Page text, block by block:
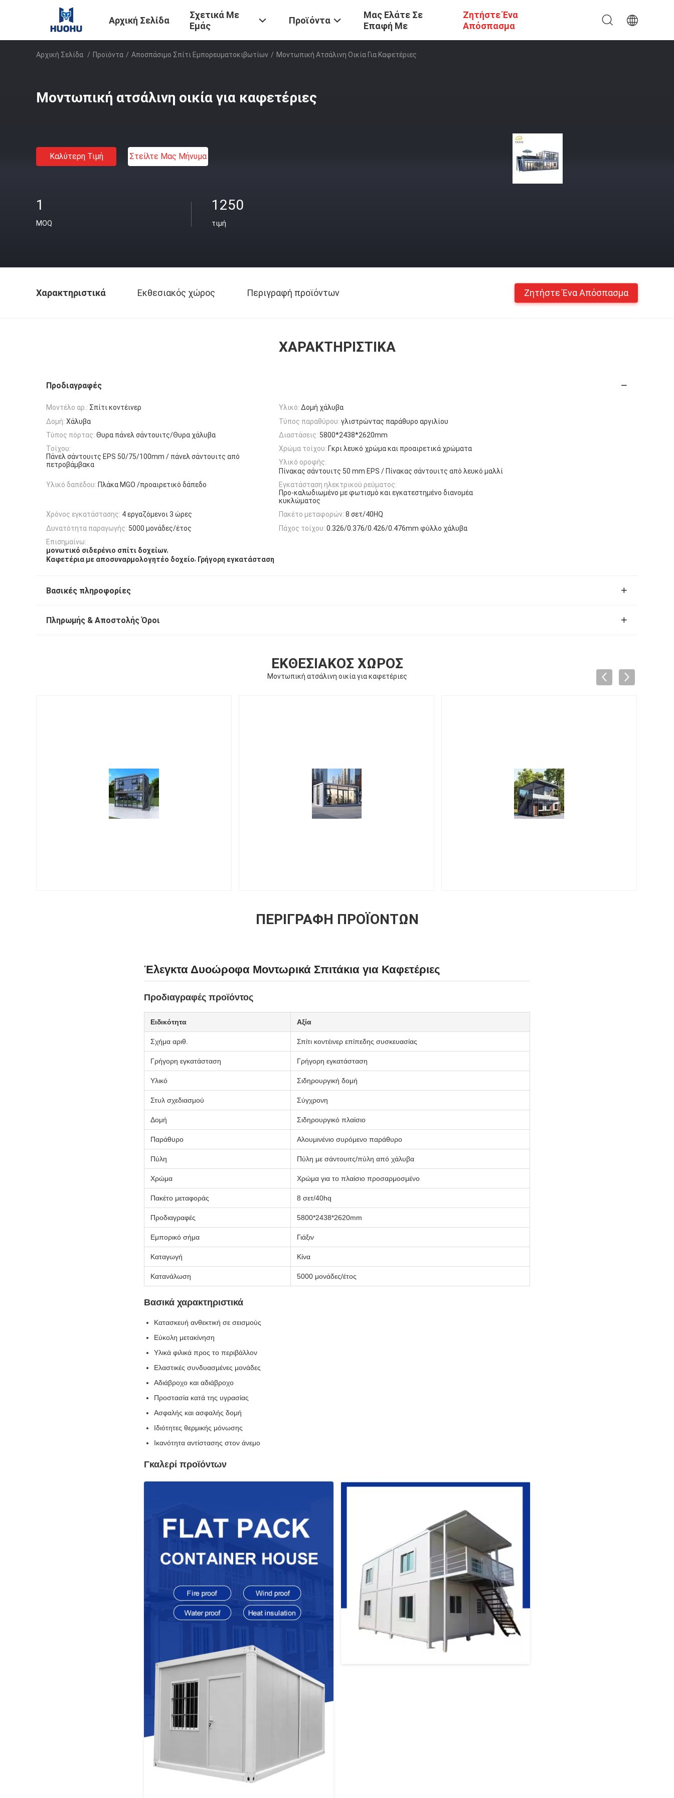
Αρχική Σελίδα
Σχετικά Με
Εμάς
Προϊόντα
Μας Ελάτε Σε
Επαφή Με
Ζητήστε Ένα
Απόσπασμα
Αρχική Σελίδα / Προϊόντα / Αποσπάσιμο Σπίτι Εμπορευματοκιβωτίων / Μοντωπική Ατσάλινη Οικία Για Καφετέριες
Μοντωπική ατσάλινη οικία για καφετέριες
Καλύτερη Τιμή Στείλτε Μας Μήνυμα
1
MOQ
1250
τιμή
Χαρακτηριστικά Εκθεσιακός χώρος Περιγραφή προϊόντων Ζητήστε Ένα Απόσπασμα
ΧΑΡΑΚΤΗΡΙΣΤΙΚΆ
Προδιαγραφές
Μοντέλο αρ.: Σπίτι κοντέινερ Υλικό: Δομή χάλυβα
Δομή: Χάλυβα Τύπος παραθύρου: γλιστρώντας παράθυρο αργιλίου
Τύπος πόρτας: Θυρα πάνελ σάντουιτς/Θυρα χάλυβα Διαστάσεις: 5800*2438*2620mm
Τοίχου:
Πάνελ σάντουιτς EPS 50/75/100mm / πάνελ σάντουιτς από
πετροβάμβακα
Χρώμα τοίχου: Γκρι λευκό χρώμα και προαιρετικά χρώματα
Υλικό οροφής:
Πίνακας σάντουιτς 50 mm EPS / Πίνακας σάντουιτς από λευκό μαλλί
Υλικό δαπέδου: Πλάκα MGO /προαιρετικό δάπεδο
Εγκατάσταση ηλεκτρικού ρεύματος:
Προ-καλωδιωμένο με φωτισμό και εγκατεστημένο διανομέα
κυκλώματος
Χρόνος εγκατάστασης: 4 εργαζόμενοι 3 ώρες Πακέτο μεταφορών: 8 σετ/40HQ
Δυνατότητα παραγωγής: 5000 μονάδες/έτος Πάχος τοίχου: 0.326/0.376/0.426/0.476mm φύλλο χάλυβα
Επισημαίνω:
μονωτικό σιδερένιο σπίτι δοχείων,
Καφετέρια με αποσυναρμολογητέο δοχείο, Γρήγορη εγκατάσταση
Βασικές πληροφορίες
Πληρωμής & Αποστολής Όροι
ΕΚΘΕΣΙΑΚΌΣ ΧΏΡΟΣ
Μοντωπική ατσάλινη οικία για καφετέριες
ΠΕΡΙΓΡΑΦΉ ΠΡΟΪΌΝΤΩΝ
Έλεγκτα Δυοώροφα Μοντωρικά Σπιτάκια για Καφετέριες
Προδιαγραφές προϊόντος
Ειδικότητα Αξία
Σχήμα αριθ. Σπίτι κοντέινερ επίπεδης συσκευασίας
Γρήγορη εγκατάσταση Γρήγορη εγκατάσταση
Υλικό Σιδηρουργική δομή
Στυλ σχεδιασμού Σύγχρονη
Δομή Σιδηρουργικό πλαίσιο
Παράθυρο Αλουμινένιο συρόμενο παράθυρο
Πύλη Πύλη με σάντουιτς/πύλη από χάλυβα
Χρώμα Χρώμα για το πλαίσιο προσαρμοσμένο
Πακέτο μεταφοράς 8 σετ/40hq
Προδιαγραφές 5800*2438*2620mm
Εμπορικό σήμα Γιάξιν
Καταγωγή Κίνα
Κατανάλωση 5000 μονάδες/έτος
Βασικά χαρακτηριστικά
Κατασκευή ανθεκτική σε σεισμούς
Εύκολη μετακίνηση
Υλικά φιλικά προς το περιβάλλον
Ελαστικές συνδυασμένες μονάδες
Αδιάβροχο και αδιάβροχο
Προστασία κατά της υγρασίας
Ασφαλής και ασφαλής δομή
Ιδιότητες θερμικής μόνωσης
Ικανότητα αντίστασης στον άνεμο
Γκαλερί προϊόντων